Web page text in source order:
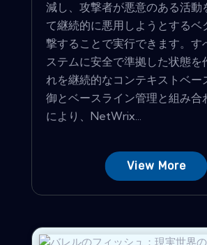
減し、攻撃者が悪意のある活動
て継続的に悪用しようとするベ
撃することで実行できます。す
ステムに安全で準拠した状態を
れを継続的なコンテキストベー
御とベースライン管理と組み合
により、NetWrix...
View More